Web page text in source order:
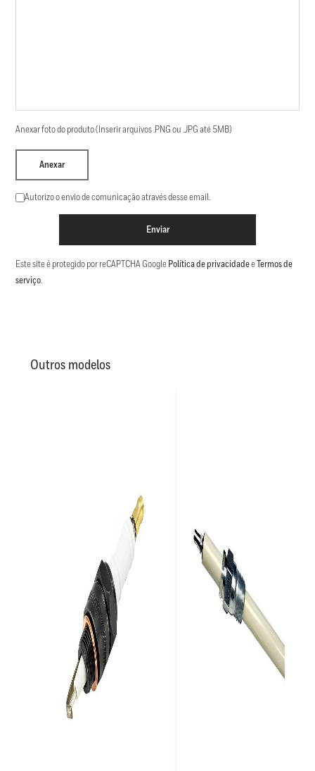
Anexar foto do produto (Inserir arquivos .PNG ou .JPG até 5MB)
Anexar
Autorizo o envio de comunicação através desse email.
Enviar
Este site é protegido por reCAPTCHA Google Política de privacidadee Termos de
serviço.
Outros modelos